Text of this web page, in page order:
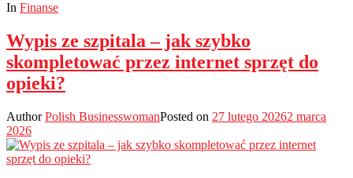
In Finanse
Wypis ze szpitala – jak szybko
skompletować przez internet sprzęt do
opieki?
AuthorPolish BusinesswomanPosted on 27 lutego 20262 marca
2026